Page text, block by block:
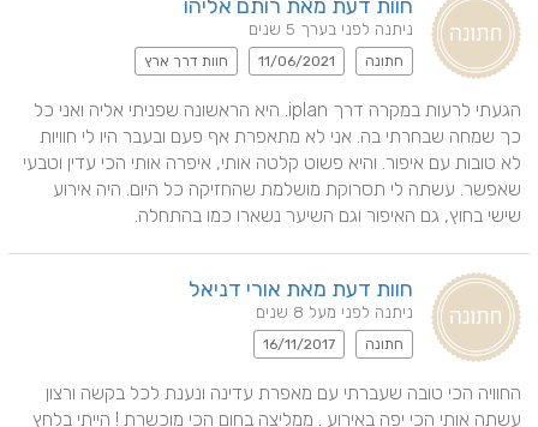
חוות דעת מאת רותם אליהו
ניתנה לפני בערך 5 שנים
חתונה 11/06/2021 חוות דרך ארץ
שישי בחוץ, גם האיפור וגם השיער נשארו כמו בהתחלה.
חוות דעת מאת אורי דניאל
ניתנה לפני מעל 8 שנים
חתונה 16/11/2017